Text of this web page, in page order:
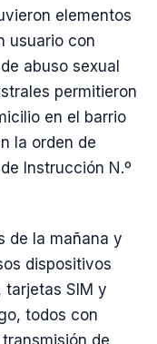
elementos
usuario con
abuso sexual
permitieron
en el barrio
la orden de
Instrucción N.º
de la mañana y
dispositivos
SIM y
todos con
de